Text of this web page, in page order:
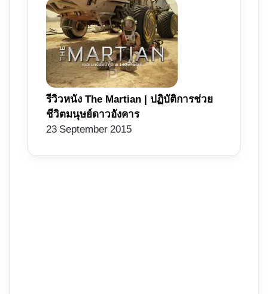
รีวิวหนัง The Martian | ปฏิบัติการช่วย
ชีวิตมนุษย์ดาวอังคาร
23 September 2015